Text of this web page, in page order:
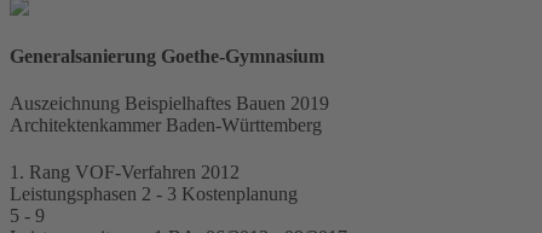
Projektdaten
Generalsanierung Goethe-Gymnasium
Auszeichnung Beispielhaftes Bauen 2019
Architektenkammer Baden-Württemberg
1. Rang VOF-Verfahren 2012
Leistungsphasen 2 - 3 Kostenplanung
5 - 9